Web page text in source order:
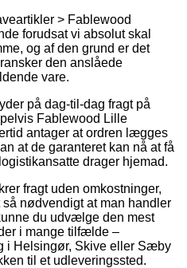
> Fablewood
forudsat vi absolut skal
og af den grund er det
den anslåede
vare.
på dag-til-dag fragt på
Fablewood Lille
antager at ordren lægges
at de garanteret kan nå at få
drager hjemad.
fragt uden omkostninger,
nødvendigt at man handler
du udvælge den mest
i mange tilfælde –
i Helsingør, Skive eller Sæby
til et udleveringssted.